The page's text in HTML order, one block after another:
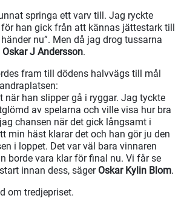
springa ett varv till. Jag ryckte
han gick från att kännas jättestark till
nu”. Men då jag drog tussarna
Oskar J Andersson.
fram till dödens halvvägs till mål
när han slipper gå i ryggar. Jag tyckte
av spelarna och ville visa hur bra
chansen när det gick långsamt i
min häst klarar det och han gör ju den
i loppet. Det var väl bara vinnaren
borde vara klar för final nu. Vi får se
innan dess, sägerOskar Kylin Blom.
om tredjepriset.